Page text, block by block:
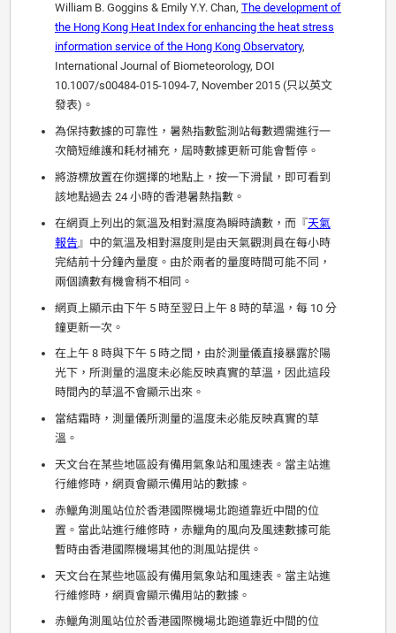
William B. Goggins & Emily Y.Y. Chan, The development of
the Hong Kong Heat Index for enhancing the heat stress
information service of the Hong Kong Observatory,
International Journal of Biometeorology, DOI
10.1007/s00484-015-1094-7, November 2015 (只以英文
發表)。
為保持數據的可靠性，暑熱指數監測站每數週需進行一
次簡短維護和耗材補充，屆時數據更新可能會暫停。
將游標放置在你選擇的地點上，按一下滑鼠，即可看到
該地點過去 24 小時的香港暑熱指數。
在網頁上列出的氣溫及相對濕度為瞬時讀數，而『天氣
報告 』中的氣溫及相對濕度則是由天氣觀測員在每小時
完結前十分鐘內量度。由於兩者的量度時間可能不同，
兩個讀數有機會稍不相同。
網頁上顯示由下午 5 時至翌日上午 8 時的草溫，每 10 分
鐘更新一次。
在上午 8 時與下午 5 時之間，由於測量儀直接暴露於陽
光下，所測量的溫度未必能反映真實的草溫，因此這段
時間內的草溫不會顯示出來。
當結霜時，測量儀所測量的溫度未必能反映真實的草
溫。
天文台在某些地區設有備用氣象站和風速表。當主站進
行維修時，網頁會顯示備用站的數據。
赤鱲角測風站位於香港國際機場北跑道靠近中間的位
置。當此站進行維修時，赤鱲角的風向及風速數據可能
暫時由香港國際機場其他的測風站提供。
天文台在某些地區設有備用氣象站和風速表。當主站進
行維修時，網頁會顯示備用站的數據。
赤鱲角測風站位於香港國際機場北跑道靠近中間的位